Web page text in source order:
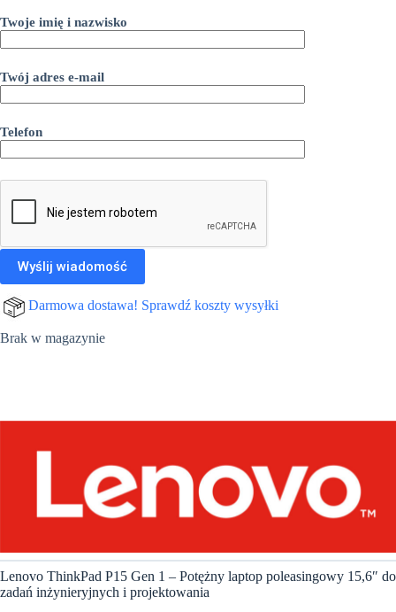
Twoje imię i nazwisko
Twój adres e-mail
Telefon
Darmowa dostawa! Sprawdź koszty wysyłki
Brak w magazynie
Lenovo ThinkPad P15 Gen 1 – Potężny laptop poleasingowy 15,6″ do
zadań inżynieryjnych i projektowania